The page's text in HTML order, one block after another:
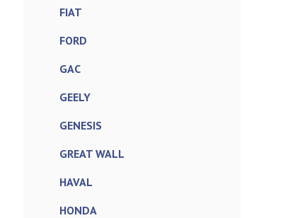
FIAT
FORD
GAC
GEELY
GENESIS
GREAT WALL
HAVAL
HONDA